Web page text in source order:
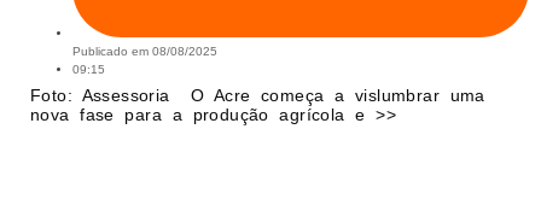
Publicado em 08/08/2025
09:15
Foto: Assessoria O Acre começa a vislumbrar uma
nova fase para a produção agrícola e >>